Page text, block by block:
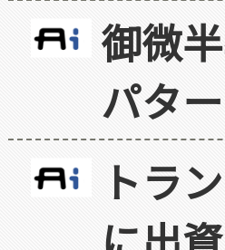
御微
パタ
トラ